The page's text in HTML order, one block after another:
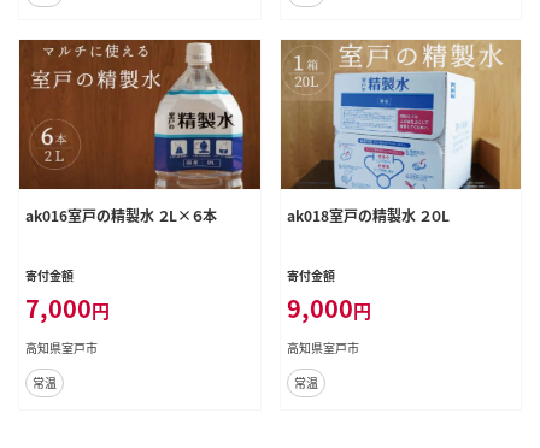
ak016室戸の精製水 ２L×６本
寄付金額
7,000円
高知県室戸市
常温
ak018室戸の精製水 ２０L
寄付金額
9,000円
高知県室戸市
常温